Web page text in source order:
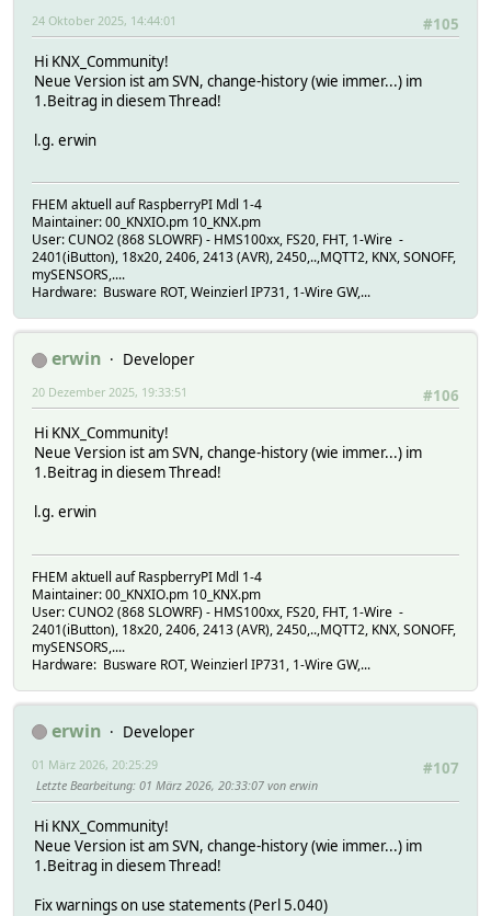
#105
24 Oktober 2025, 14:44:01
Hi KNX_Community!
Neue Version ist am SVN, change-history (wie immer...) im
1.Beitrag in diesem Thread!
l.g. erwin
FHEM aktuell auf RaspberryPI Mdl 1-4
Maintainer: 00_KNXIO.pm 10_KNX.pm
User: CUNO2 (868 SLOWRF) - HMS100xx, FS20, FHT, 1-Wire -
2401(iButton), 18x20, 2406, 2413 (AVR), 2450,..,MQTT2, KNX, SONOFF,
mySENSORS,....
Hardware: Busware ROT, Weinzierl IP731, 1-Wire GW,...
erwin
Developer
#106
20 Dezember 2025, 19:33:51
Hi KNX_Community!
Neue Version ist am SVN, change-history (wie immer...) im
1.Beitrag in diesem Thread!
l.g. erwin
FHEM aktuell auf RaspberryPI Mdl 1-4
Maintainer: 00_KNXIO.pm 10_KNX.pm
User: CUNO2 (868 SLOWRF) - HMS100xx, FS20, FHT, 1-Wire -
2401(iButton), 18x20, 2406, 2413 (AVR), 2450,..,MQTT2, KNX, SONOFF,
mySENSORS,....
Hardware: Busware ROT, Weinzierl IP731, 1-Wire GW,...
erwin
Developer
#107
01 März 2026, 20:25:29
Letzte Bearbeitung: 01 März 2026, 20:33:07 von erwin
Hi KNX_Community!
Neue Version ist am SVN, change-history (wie immer...) im
1.Beitrag in diesem Thread!
Fix warnings on use statements (Perl 5.040)